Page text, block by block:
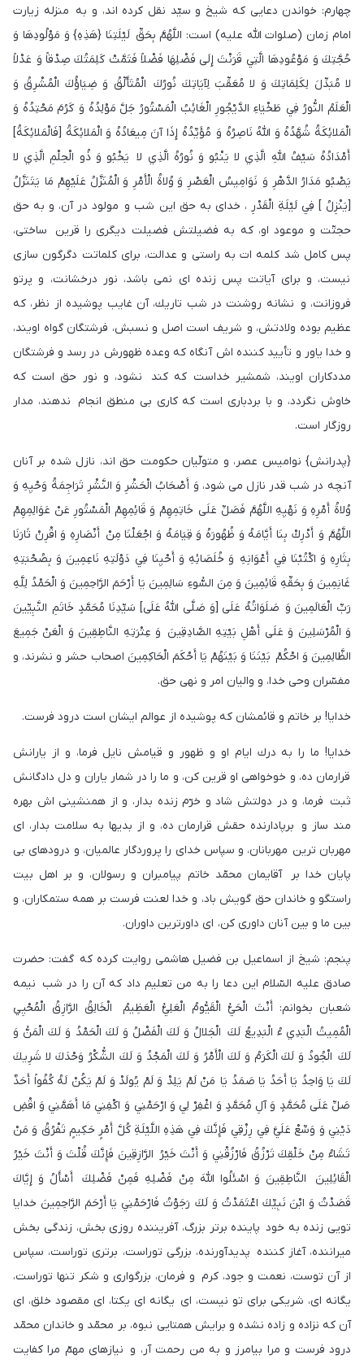
چهارم: خواندن دعايى كه شيخ و سيّد نقل كرده اند، و به منزله زيارت
امام زمان (صلوات اللّه عليه) است: اللَّهُمَّ بِحَقِّ لَيْلَتِنَا {هَذِهِ} وَ مَوْلُودِهَا وَ
حُجَّتِكَ وَ مَوْعُودِهَا الَّتِي قَرَنْتَ إِلَى فَضْلِهَا فَضْلاً فَتَمَّتْ كَلِمَتُكَ صِدْقاً وَ عَدْلاً
لا مُبَدِّلَ لِكَلِمَاتِكَ وَ لا مُعَقِّبَ لِآيَاتِكَ نُورُكَ الْمُتَأَلِّقُ وَ ضِيَاؤُكَ الْمُشْرِقُ وَ
الْعَلَمُ النُّورُ فِي طَخْيَاءِ الدَّيْجُورِ الْغَائِبُ الْمَسْتُورُ جَلَّ مَوْلِدُهُ وَ كَرُمَ مَحْتِدُهُ وَ
الْمَلائِكَةُ شُهَّدُهُ وَ اللَّهُ نَاصِرُهُ وَ مُؤَيِّدُهُ إِذَا آنَ مِيعَادُهُ وَ الْمَلائِكَةُ [فَالْمَلائِكَةُ]
أَمْدَادُهُ سَيْفُ اللَّهِ الَّذِي لا يَنْبُو وَ نُورُهُ الَّذِي لا يَخْبُو وَ ذُو الْحِلْمِ الَّذِي لا
يَصْبُو مَدَارُ الدَّهْرِ وَ نَوَامِيسُ الْعَصْرِ وَ وُلاةُ الْأَمْرِ وَ الْمُنَزَّلُ عَلَيْهِمْ مَا يَتَنَزَّلُ
[يَنْزِلُ ] فِي لَيْلَةِ الْقَدْرِ ، خداى به حق اين شب و مولود در آن، و به حق
حجتّت و موعود او، كه به فضيلتش فضيلت ديگرى را قرين ساختى،
پس كامل شد كلمه ات به راستى و عدالت، براى كلماتت دگرگون سازى
نيست، و براى آياتت پس زنده اى نمى باشد، نور درخشانت، و پرتو
فروزانت، و نشانه روشنت در شب تاريك، آن غايب پوشيده از نظر، كه
عظيم بوده ولادتش، و شريف است اصل و نسبش، فرشتگان گواه اويند،
و خدا ياور و تأييد كننده اش آنگاه كه وعده ظهورش در رسد و فرشتگان
مددكاران اويند، شمشير خداست كه كند نشود، و نور حق است كه
خاوش نگردد، و با بردبارى است كه كارى بی منطق انجام ندهند، مدار
روزگار است.
{پدرانش} نواميس عصر، و متولّيان حكومت حق اند، نازل شده بر آنان
آنچه در شب قدر نازل مى شود، وَ أَصْحَابُ الْحَشْرِ وَ النَّشْرِ تَرَاجِمَةُ وَحْيِهِ وَ
وُلاةُ أَمْرِهِ وَ نَهْيِهِ اللَّهُمَّ فَصَلِّ عَلَى خَاتِمِهِمْ وَ قَائِمِهِمْ الْمَسْتُورِ عَنْ عَوَالِمِهِمْ
اللَّهُمَّ وَ أَدْرِكْ بِنَا أَيَّامَهُ وَ ظُهُورَهُ وَ قِيَامَهُ وَ اجْعَلْنَا مِنْ أَنْصَارِهِ وَ اقْرِنْ ثَارَنَا
بِثَارِهِ وَ اكْتُبْنَا فِي أَعْوَانِهِ وَ خُلَصَائِهِ وَ أَحْيِنَا فِي دَوْلَتِهِ نَاعِمِينَ وَ بِصُحْبَتِهِ
غَانِمِينَ وَ بِحَقِّهِ قَائِمِينَ وَ مِنَ السُّوءِ سَالِمِينَ يَا أَرْحَمَ الرَّاحِمِينَ وَ الْحَمْدُ لِلَّهِ
رَبِّ الْعَالَمِينَ وَ صَلَوَاتُهُ عَلَى [وَ صَلَّى اللَّهُ عَلَی] سَيِّدِنَا مُحَمَّدٍ خَاتَمِ النَّبِيِّينَ
وَ الْمُرْسَلِينَ وَ عَلَى أَهْلِ بَيْتِهِ الصَّادِقِينَ وَ عِتْرَتِهِ النَّاطِقِينَ وَ الْعَنْ جَمِيعَ
الظَّالِمِينَ وَ احْكُمْ بَيْنَنَا وَ بَيْنَهُمْ يَا أَحْكَمَ الْحَاكِمِينَ اصحاب حشر و نشرند، و
مفسّران وحى خدا، و واليان امر و نهى حق.
خدايا! بر خاتم و قائمشان كه پوشيده از عوالم ايشان است درود فرست.
خدايا! ما را به درك ايام او و ظهور و قيامش نايل فرما، و از يارانش
قرارمان ده، و خوخواهى او قرين كن، و ما را در شمار ياران و دل دادگانش
ثبت فرما، و در دولتش شاد و خرّم زنده بدار، و از همنشينى اش بهره
مند ساز و برپادارنده حقش قرارمان ده، و از بديها به سلامت بدار، ای
مهربان ترين مهربانان، و سپاس خداى را پروردگار عالميان، و درودهاى بى
پايان خدا بر آقايمان محمّد خاتم پيامبران و رسولان، و بر اهل بيت
راستگو و خاندان حق گويش باد، و خدا لعنت فرست بر همه ستمكاران، و
بين ما و بين آنان داورى كن، اى داورترين داوران.
پنجم: شيخ از اسماعيل بن فضيل هاشمى روايت كرده كه گفت: حضرت
صادق عليه السّلام اين دعا را به من تعليم داد كه آن را در شب نيمه
شعبان بخوانم: أَنْتَ الْحَيُّ الْقَيُّومُ الْعَلِيُّ الْعَظِيمُ الْخَالِقُ الرَّازِقُ الْمُحْيِي
الْمُمِيتُ الْبَدِي ءُ الْبَدِيعُ لَكَ الْجَلالُ وَ لَكَ الْفَضْلُ وَ لَكَ الْحَمْدُ وَ لَكَ الْمَنُّ وَ
لَكَ الْجُودُ وَ لَكَ الْكَرَمُ وَ لَكَ الْأَمْرُ وَ لَكَ الْمَجْدُ وَ لَكَ الشُّكْرُ وَحْدَكَ لا شَرِيكَ
لَكَ يَا وَاحِدُ يَا أَحَدُ يَا صَمَدُ يَا مَنْ لَمْ يَلِدْ وَ لَمْ يُولَدْ وَ لَمْ يَكُنْ لَهُ كُفُواً أَحَدٌ
صَلِّ عَلَى مُحَمَّدٍ وَ آلِ مُحَمَّدٍ وَ اغْفِرْ لِي وَ ارْحَمْنِي وَ اكْفِنِي مَا أَهَمَّنِي وَ اقْضِ
دَيْنِي وَ وَسِّعْ عَلَيَّ فِي رِزْقِي فَإِنَّكَ فِي هَذِهِ اللَّيْلَةِ كُلَّ أَمْرٍ حَكِيمٍ تَفْرُقُ وَ مَنْ
تَشَاءُ مِنْ خَلْقِكَ تَرْزُقُ فَارْزُقْنِي وَ أَنْتَ خَيْرُ الرَّازِقِينَ فَإِنَّكَ قُلْتَ وَ أَنْتَ خَيْرُ
الْقَائِلِينَ النَّاطِقِينَ وَ اسْئَلُوا اللَّهَ مِنْ فَضْلِهِ فَمِنْ فَضْلِكَ أَسْأَلُ وَ إِيَّاكَ
قَصَدْتُ وَ ابْنَ نَبِيِّكَ اعْتَمَدْتُ وَ لَكَ رَجَوْتُ فَارْحَمْنِي يَا أَرْحَمَ الرَّاحِمِينَ خدايا
تويى زنده به خود پاينده برتر بزرگ، آفريننده روزى بخش، زندگى بخش
ميراننده، آغاز كننده پديدآورنده، بزرگى توراست، برتری توراست، سپاس
از آن توست، نعمت و جود، كرم و فرمان، بزرگواری و شكر تنها توراست،
يگانه اى، شريكى براى تو نيست، اى يگانه اى يكتا، اى مقصود خلق، اى
آن كه نزاده و زاده نشده و برايش همتايى نبوه، بر محمّد و خاندان محمّد
درود فرست و مرا بيامرز و به من رحمت آر، و نيازهاى مهمّ مرا كفايت